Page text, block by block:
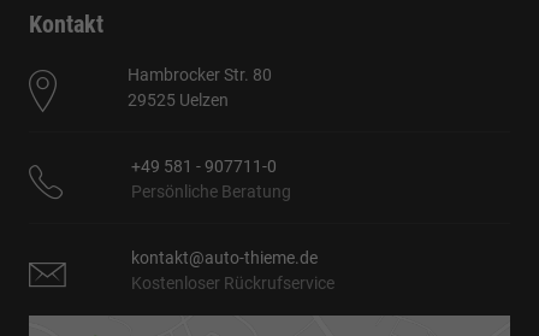
Kontakt
Hambrocker Str. 80
29525 Uelzen
+49 581 - 907711-0
Persönliche Beratung
kontakt@auto-thieme.de
Kostenloser Rückrufservice